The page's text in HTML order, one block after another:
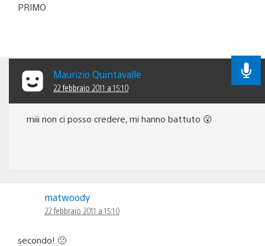
PRIMO
Maurizio Quintavalle
22 febbraio 2011 a 15:10
miii non ci posso credere, mi hanno battuto 😮
matwoody
22 febbraio 2011 a 15:10
secondo! 🙁